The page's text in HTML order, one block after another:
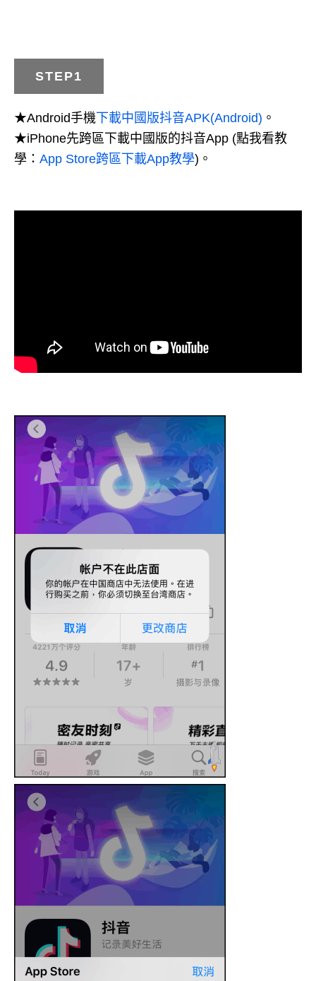
STEP1
★Android手機 下載中國版抖音APK(Android) 。
★iPhone先跨區下載中國版的抖音App (點我看教
學： App Store跨區下載App教學)。